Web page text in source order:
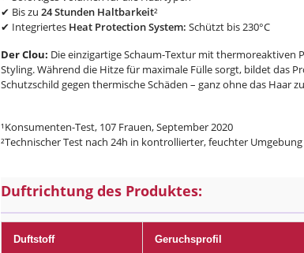
✔ Bis zu 24 Stunden Haltbarkeit²
✔ Integriertes Heat Protection System: Schützt bis 230°C
Der Clou: Die einzigartige Schaum-Textur mit thermoreaktiven
Styling. Während die Hitze für maximale Fülle sorgt, bildet das
Schutzschild gegen thermische Schäden – ganz ohne das Haar
¹Konsumenten-Test, 107 Frauen, September 2020
²Technischer Test nach 24h in kontrollierter, feuchter Umgebung
Duftrichtung des Produktes:
Duftstoff Geruchsprofil